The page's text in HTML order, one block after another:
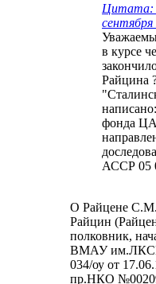
Цитата:
в курсе
Райцина
фонда
АССР 05
О Райцене С.М.
Райцин
полковник,
ВМАУ
034/оу от
пр.НКО